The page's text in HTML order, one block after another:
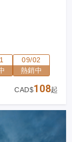
六
09/02
熱銷中
CAD$108起